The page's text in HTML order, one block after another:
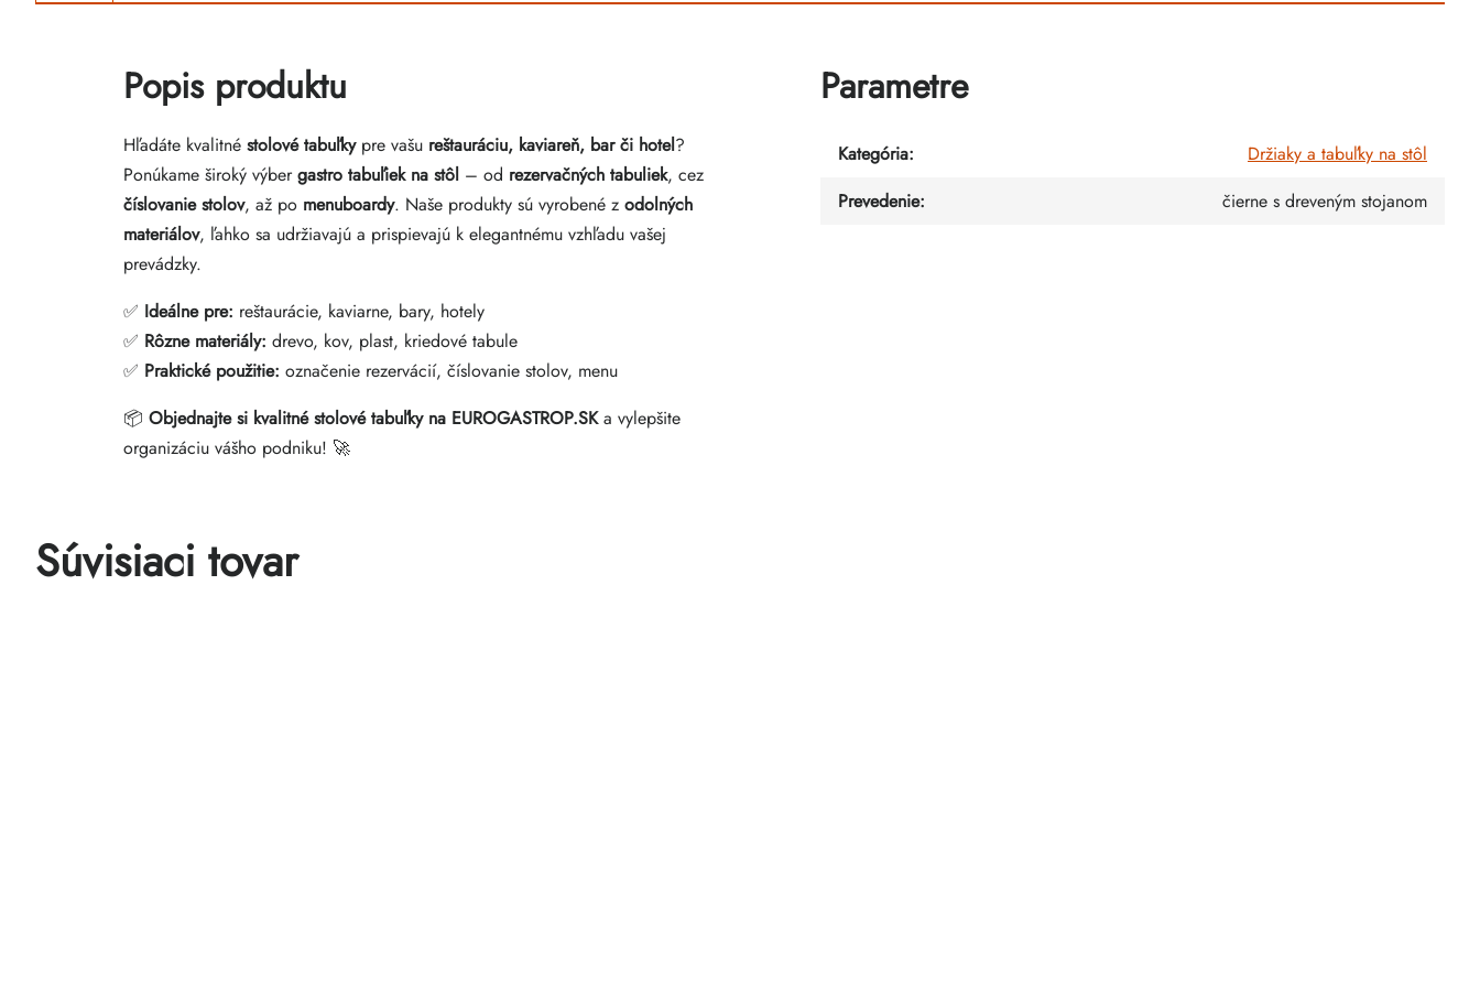
Popis produktu
Hľadáte kvalitné stolové tabuľkypre vašu reštauráciu, kaviareň, bar či hotel?
Ponúkame široký výbergastro tabuľiek na stôl – od rezervačných tabuliek, cez
číslovanie stolov, až po menuboardy. Naše produkty sú vyrobené z odolných
materiálov, ľahko sa udržiavajú a prispievajú k elegantnému vzhľadu vašej
prevádzky.
✅ Ideálne pre: reštaurácie, kaviarne, bary, hotely
✅ Rôzne materiály: drevo, kov, plast, kriedové tabule
✅ Praktické použitie: označenie rezervácií, číslovanie stolov, menu
📦 Objednajte si kvalitné stolové tabuľky na EUROGASTROP.SKa vylepšite
organizáciu vášho podniku! 🚀
Parametre
Kategória:
Držiaky a tabuľky na stôl
Prevedenie: čierne s dreveným stojanom
Súvisiaci tovar